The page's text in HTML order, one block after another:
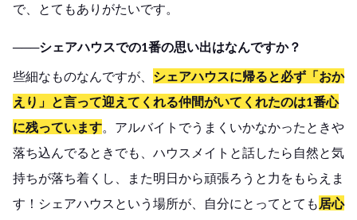
で、とてもありがたいです。
───シェアハウスでの1番の思い出はなんですか？
些細なものなんですが、 シェアハウスに帰ると必ず「おか
えり」と言って迎えてくれる仲間がいてくれたのは1番心
に残っています。アルバイトでうまくいかなかったときや
落ち込んでるときでも、ハウスメイトと話したら自然と気
持ちが落ち着くし、また明日から頑張ろうと力をもらえま
す！シェアハウスという場所が、自分にとってとても 居心